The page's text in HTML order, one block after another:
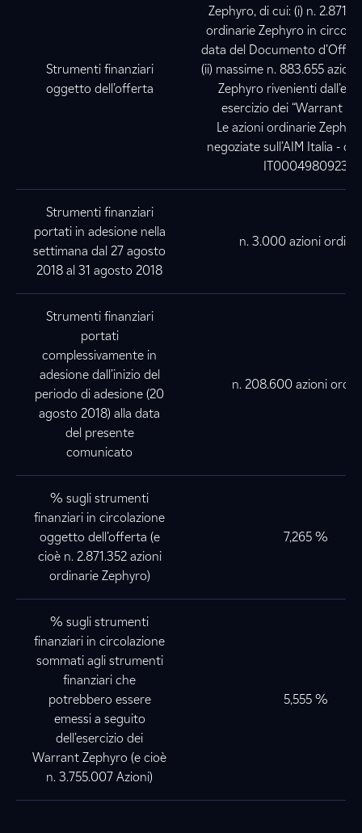
Strumenti finanziari
oggetto dell’offerta
Zephyro, di cui: (i) n.
ordinarie Zephyro in
data del Documento
(ii) massime n. 883.655
Zephyro rivenienti
esercizio dei “Warrant
Le azioni ordinarie
negoziate sull’AIM Italia -
IT0004980923
Strumenti finanziari
portati in adesione nella
settimana dal 27 agosto
2018 al 31 agosto 2018
n. 3.000 azioni
Strumenti finanziari
portati
complessivamente in
adesione dall’inizio del
periodo di adesione (20
agosto 2018) alla data
del presente
comunicato
n. 208.600 azioni
% sugli strumenti
finanziari in circolazione
oggetto dell’offerta (e
cioè n. 2.871.352 azioni
ordinarie Zephyro)
7,265 %
% sugli strumenti
finanziari in circolazione
sommati agli strumenti
finanziari che
potrebbero essere
emessi a seguito
dell’esercizio dei
Warrant Zephyro (e cioè
n. 3.755.007 Azioni)
5,555 %